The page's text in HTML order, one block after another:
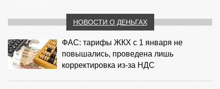
НОВОСТИ О ДЕНЬГАХ
ФАС: тарифы ЖКХ с 1 января не
повышались, проведена лишь
корректировка из‑за НДС